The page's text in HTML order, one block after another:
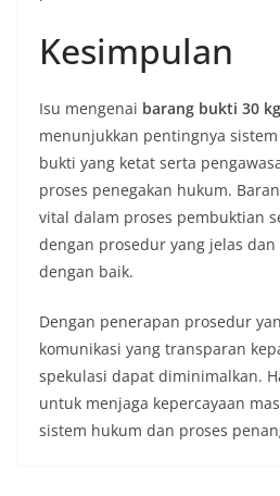
Kesimpulan
Isu mengenai barang bukti 30
menunjukkan pentingnya
bukti yang ketat serta
proses penegakan hukum.
vital dalam proses pembuktian
dengan prosedur yang jelas
dengan baik.
Dengan penerapan prosedur
komunikasi yang transparan
spekulasi dapat diminimalkan.
untuk menjaga kepercayaan
sistem hukum dan proses